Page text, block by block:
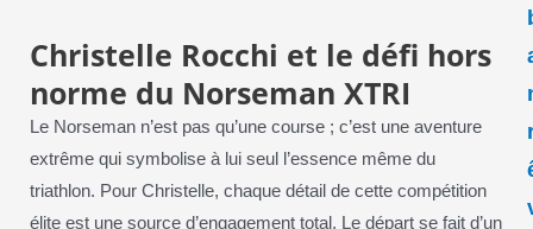
Christelle Rocchi et le défi hors
norme du Norseman XTRI
Le Norseman n’est pas qu’une course ; c’est une aventure
extrême qui symbolise à lui seul l’essence même du
triathlon. Pour Christelle, chaque détail de cette compétition
élite est une source d’engagement total. Le départ se fait d’un